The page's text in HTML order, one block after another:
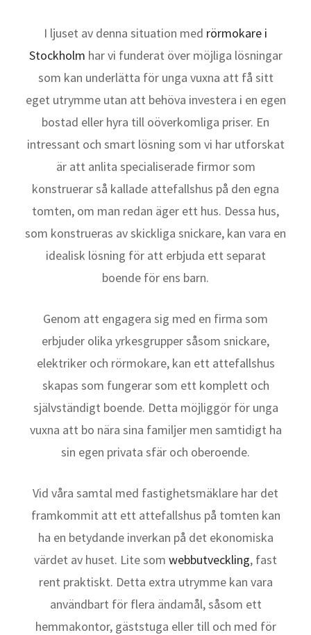
I ljuset av denna situation med rörmokare i
Stockholm har vi funderat över möjliga lösningar
som kan underlätta för unga vuxna att få sitt
eget utrymme utan att behöva investera i en egen
bostad eller hyra till oöverkomliga priser. En
intressant och smart lösning som vi har utforskat
är att anlita specialiserade firmor som
konstruerar så kallade attefallshus på den egna
tomten, om man redan äger ett hus. Dessa hus,
som konstrueras av skickliga snickare, kan vara en
idealisk lösning för att erbjuda ett separat
boende för ens barn.
Genom att engagera sig med en firma som
erbjuder olika yrkesgrupper såsom snickare,
elektriker och rörmokare, kan ett attefallshus
skapas som fungerar som ett komplett och
självständigt boende. Detta möjliggör för unga
vuxna att bo nära sina familjer men samtidigt ha
sin egen privata sfär och oberoende.
Vid våra samtal med fastighetsmäklare har det
framkommit att ett attefallshus på tomten kan
ha en betydande inverkan på det ekonomiska
värdet av huset. Lite som webbutveckling, fast
rent praktiskt. Detta extra utrymme kan vara
användbart för flera ändamål, såsom ett
hemmakontor, gäststuga eller till och med för